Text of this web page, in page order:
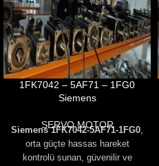
1FK7042 – 5AF71 – 1FG0
Siemens
SERVO MOTOR
Siemens 1FK7042-5AF71-1FG0,
orta güçte hassas hareket
kontrolü sunan, güvenilir ve